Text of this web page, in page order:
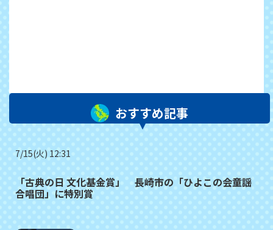
おすすめ記事
7/15(火) 12:31
「古典の日 文化基金賞」 長崎市の「ひよこの会童謡
合唱団」に特別賞